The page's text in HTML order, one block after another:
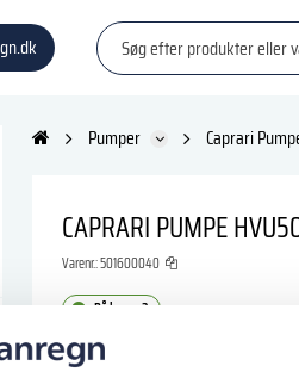
Pumper Caprari
CAPRARI PUMPE
Varenr.:501600040
På lager: 2